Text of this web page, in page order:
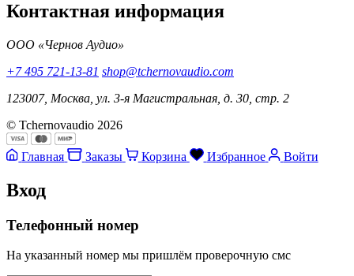
Контактная информация
ООО «Чернов Аудио»
+7 495 721-13-81 shop@tchernovaudio.com
123007, Москва, ул. 3-я Магистральная, д. 30, стр. 2
© Tchernovaudio 2026
Главная Заказы Корзина Избранное Войти
Вход
Телефонный номер
На указанный номер мы пришлём проверочную смс